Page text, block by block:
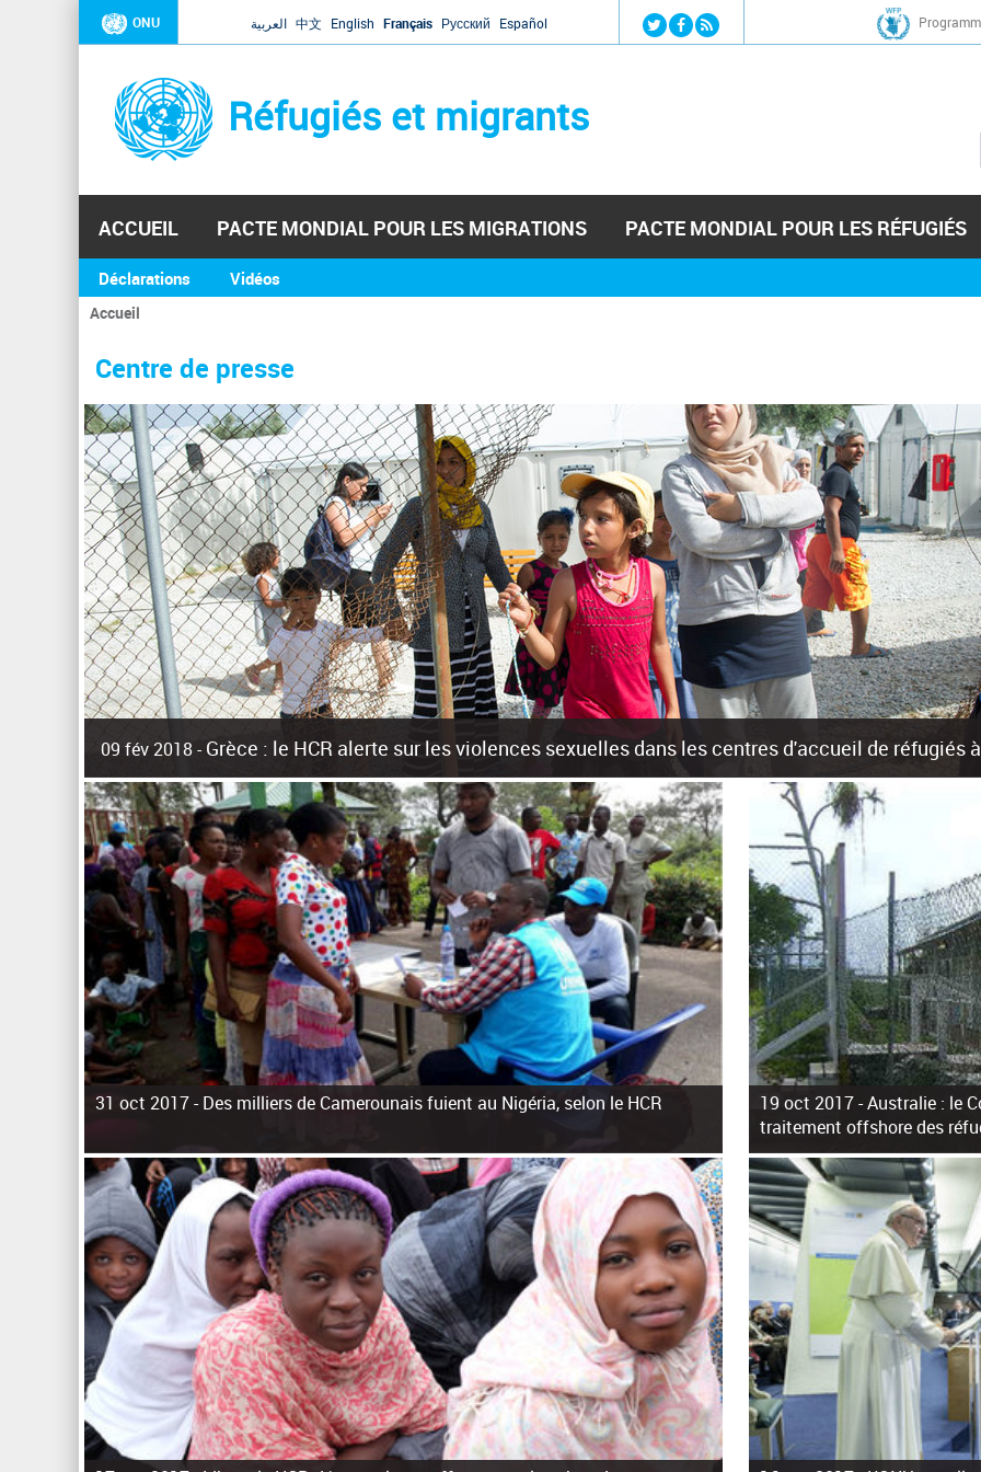
Jump to navigation
ONU العربية 中文 English Français Русский Español
Réfugiés et migrants
ACCUEIL PACTE MONDIAL POUR LES MIGRATIONS PACTE MONDIAL POUR LES RÉFUGIÉS
Déclarations Vidéos
Vous
ici
Accueil
Centre de presse
09 fév 2018 - Grèce : le HCR alerte sur les violences sexuelles dans les centres d'accueil de réfugiés
La surpopulation des centres d'accueil de réfugiés et migrants sur les îles grecques est source de violences et de harcèlement
Unies pour
31 oct 2017 -Des milliers de Camerounais fuient au Nigéria, selon le HCR 19 oct 2017 -Australie : le
traitement offshore des
P
g
e
s